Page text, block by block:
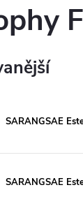
SARANGSAE
SARANGSAE